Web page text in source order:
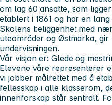
om lag 60 ansatte, som
etablert i 1861 og har en
Skolens beliggenhet med
uteområder og Østmarka,
undervisningen.
Vår visjon er: Glede og
Elevene våre representerer
vi jobber målrettet med å
fellesskap i alle klasserom,
innenforskap står sentralt.